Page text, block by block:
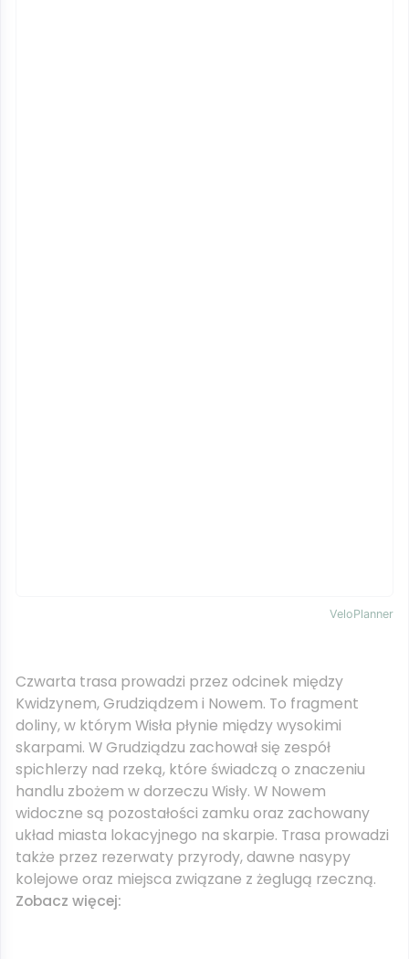
VeloPlanner
Czwarta trasa prowadzi przez odcinek między
Kwidzynem, Grudziądzem i Nowem. To fragment
doliny, w którym Wisła płynie między wysokimi
skarpami. W Grudziądzu zachował się zespół
spichlerzy nad rzeką, które świadczą o znaczeniu
handlu zbożem w dorzeczu Wisły. W Nowem
widoczne są pozostałości zamku oraz zachowany
układ miasta lokacyjnego na skarpie. Trasa prowadzi
także przez rezerwaty przyrody, dawne nasypy
kolejowe oraz miejsca związane z żeglugą rzeczną.
Zobacz więcej: